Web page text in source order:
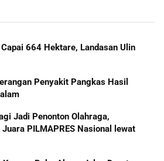
664 Hektare, Landasan Ulin
Penyakit Pangkas Hasil
Jadi Penonton Olahraga,
PILMAPRES Nasional lewat